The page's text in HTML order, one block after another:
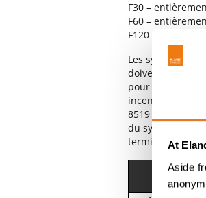
At
Aside
F30 –
F60 –
F120 –
Les systèmes
doivent rester
pour les autres
incendies
8519 garantit
du système de
terminaisons et